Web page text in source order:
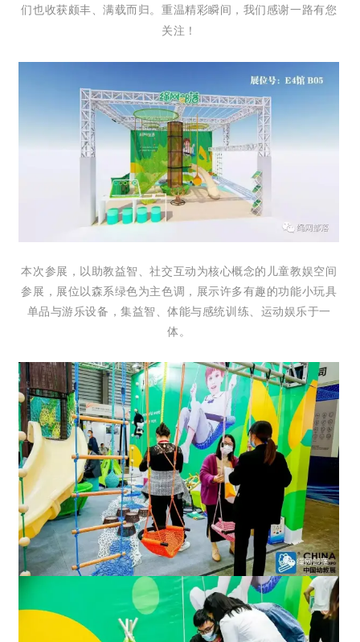
们也收获颇丰、满载而归。重温精彩瞬间，我们感谢一路有您
关注！
本次参展，以助教益智、社交互动为核心概念的儿童教娱空间
参展，展位以森系绿色为主色调，展示许多有趣的功能小玩具
单品与游乐设备，集益智、体能与感统训练、运动娱乐于一
体。